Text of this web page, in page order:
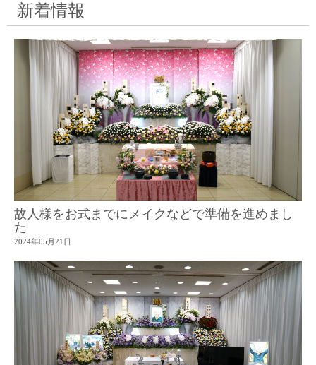
新着情報
故人様をお式までにメイクなどで準備を進めまし
た
2024年05月21日